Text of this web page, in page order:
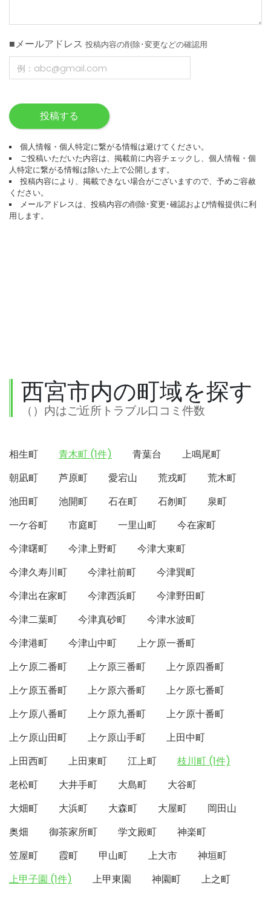
■メールアドレス 投稿内容の削除･変更などの確認用
投稿する
個人情報・個人特定に繋がる情報は避けてください。
ご投稿いただいた内容は、掲載前に内容チェックし、個人情報・個
人特定に繋がる情報は除いた上で公開します。
投稿内容により、掲載できない場合がございますので、予めご容赦
ください。
メールアドレスは、投稿内容の削除･変更･確認および情報提供に利
用します。
西宮市内の町域を探す
（）内はご近所トラブル口コミ件数
相生町 青木町 (1件) 青葉台
上鳴尾町
朝凪町
芦原町 愛宕山 荒戎町
荒木町
池田町
池開町 石在町 石刎町
泉町
一ケ谷町
市庭町 一里山町
今在家町
今津曙町
今津上野町
今津大東町
今津久寿川町
今津社前町
今津巽町
今津出在家町
今津西浜町
今津野田町
今津二葉町
今津真砂町
今津水波町
今津港町
今津山中町
上ケ原一番町
上ケ原二番町
上ケ原三番町
上ケ原四番町
上ケ原五番町
上ケ原六番町
上ケ原七番町
上ケ原八番町
上ケ原九番町
上ケ原十番町
上ケ原山田町
上ケ原山手町
上田中町
上田西町
上田東町 江上町
枝川町 (1件)
老松町
大井手町 大島町
大谷町
大畑町
大浜町 大森町 大屋町
岡田山
奥畑
御茶家所町 学文殿町
神楽町
笠屋町
霞町 甲山町 上大市
神垣町
上甲子園 (1件)
上甲東園 神園町
上之町